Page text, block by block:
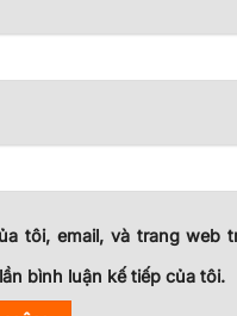
tôi, email, và trang web
bình luận kế tiếp của tôi.